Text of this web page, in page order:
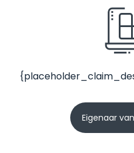
Eigenaar